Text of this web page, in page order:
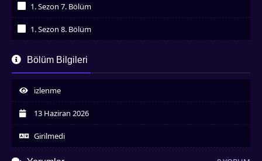
1. Sezon 7. Bölüm
1. Sezon 8. Bölüm
İzledim
İzledim
1. Sezon 10. Bölüm
İzledim
Bölüm Bilgileri
izlenme
13 Haziran 2026
Girilmedi